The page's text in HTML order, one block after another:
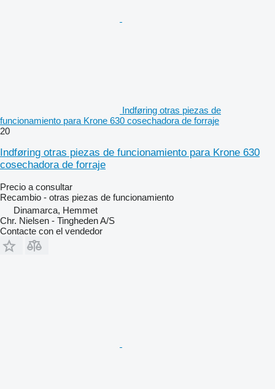
Indføring otras piezas de
funcionamiento para Krone 630 cosechadora de forraje
20
Indføring otras piezas de funcionamiento para Krone 630
cosechadora de forraje
Precio a consultar
Recambio - otras piezas de funcionamiento
Dinamarca, Hemmet
Chr. Nielsen - Tingheden A/S
Contacte con el vendedor